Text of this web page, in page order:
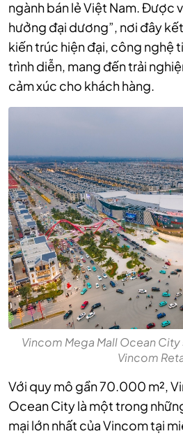
ngành bán lẻ Việt Nam. Được
hưởng đại dương”, nơi đây
kiến trúc hiện đại, công nghệ
trình diễn, mang đến trải
cảm xúc cho khách hàng.
Vincom Mega Mall Ocean City
Vincom
Với quy mô gần 70.000 m²,
Ocean City là một trong
mại lớn nhất của Vincom tại